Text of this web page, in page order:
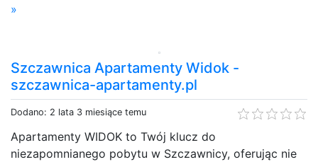
»
Szczawnica Apartamenty Widok -
szczawnica-apartamenty.pl
Dodano: 2 lata 3 miesiące temu
Apartamenty WIDOK to Twój klucz do
niezapomnianego pobytu w Szczawnicy, oferując nie